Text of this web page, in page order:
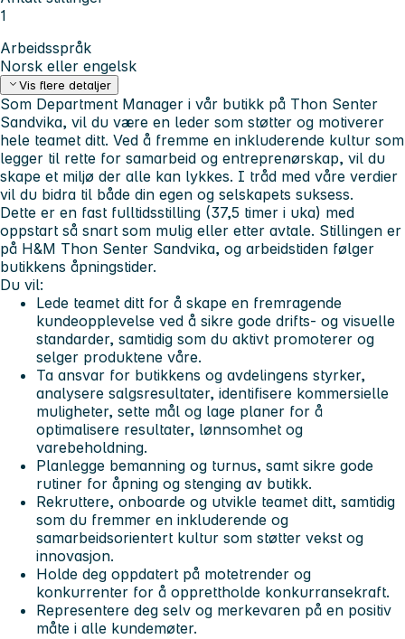
1
Arbeidsspråk
Norsk eller engelsk
Vis flere detaljer
Som Department Manager i vår butikk på Thon Senter
Sandvika, vil du være en leder som støtter og motiverer
hele teamet ditt. Ved å fremme en inkluderende kultur som
legger til rette for samarbeid og entreprenørskap, vil du
skape et miljø der alle kan lykkes. I tråd med våre verdier
vil du bidra til både din egen og selskapets suksess.
Dette er en fast fulltidsstilling (37,5 timer i uka) med
oppstart så snart som mulig eller etter avtale. Stillingen er
på H&M Thon Senter Sandvika, og arbeidstiden følger
butikkens åpningstider.
Du vil:
Lede teamet ditt for å skape en fremragende
kundeopplevelse ved å sikre gode drifts- og visuelle
standarder, samtidig som du aktivt promoterer og
selger produktene våre.
Ta ansvar for butikkens og avdelingens styrker,
analysere salgsresultater, identifisere kommersielle
muligheter, sette mål og lage planer for å
optimalisere resultater, lønnsomhet og
varebeholdning.
Planlegge bemanning og turnus, samt sikre gode
rutiner for åpning og stenging av butikk.
Rekruttere, onboarde og utvikle teamet ditt, samtidig
som du fremmer en inkluderende og
samarbeidsorientert kultur som støtter vekst og
innovasjon.
Holde deg oppdatert på motetrender og
konkurrenter for å opprettholde konkurransekraft.
Representere deg selv og merkevaren på en positiv
måte i alle kundemøter.